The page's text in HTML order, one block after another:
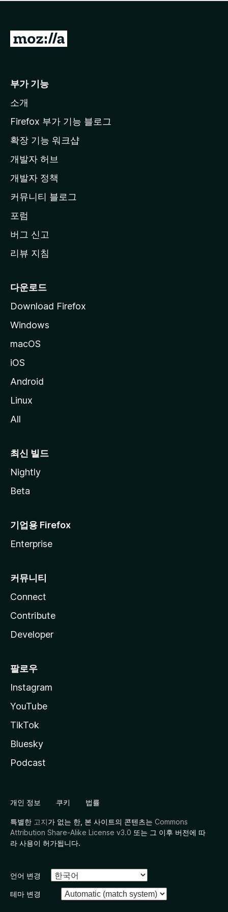
점
습
니
M
l
a
페
이
지
이
동
부가 기능
소개
Firefox 부가 기능 블로그
확장 기능 워크샵
개발자 허브
개발자 정책
커뮤니티 블로그
포럼
버그 신고
리뷰 지침
다운로드
Download Firefox
Windows
macOS
iOS
Android
Linux
All
최신 빌드
Nightly
Beta
기업용 Firefox
Enterprise
커뮤니티
Connect
Contribute
Developer
팔로우
Instagram
YouTube
TikTok
Bluesky
Podcast
개인 정보 쿠키 법률
특별한 고지가 없는 한, 본 사이트의 콘텐츠는 Commons
Attribution Share-Alike License v3.0 또는 그 이후 버전에 따
라 사용이 허가됩니다.
언어 변경
테마 변경